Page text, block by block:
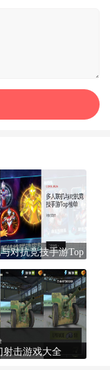
对抗竞技手游Top
射击游戏大全